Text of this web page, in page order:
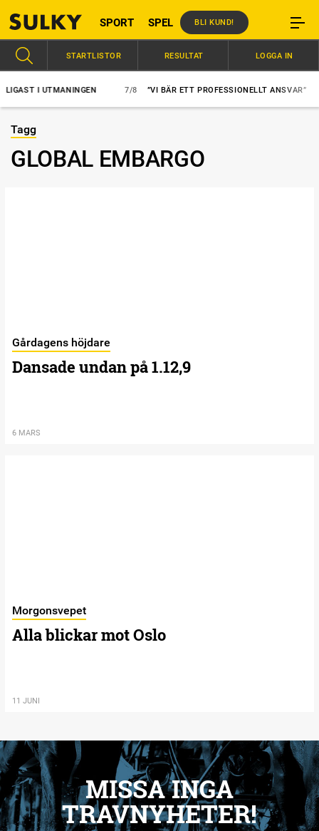
SPORT SPEL BLI KUND!
I UTMANINGEN ”VI BÄR ETT PROFESSIONELLT ANSVAR”
STARTLISTOR RESULTAT LOGGA IN
Tagg
GLOBAL EMBARGO
Gårdagens höjdare
Dansade undan på 1.12,9
6 MARS
Morgonsvepet
Alla blickar mot Oslo
11 JUNI
MISSA INGA
TRAVNYHETER!